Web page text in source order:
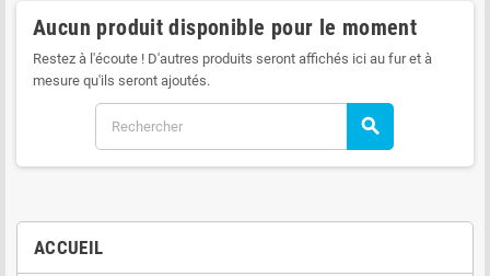
ACCUEIL
Aucun produit disponible pour le moment
Restez à l'écoute ! D'autres produits seront affichés ici au fur et à
mesure qu'ils seront ajoutés.
search